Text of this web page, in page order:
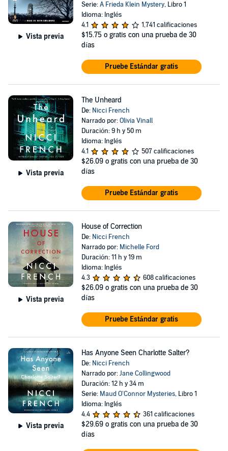
Vista previa
Serie:A Frieda Klein Mystery, Libro 1
Idioma: Inglés
4.1
1,741 calificaciones
$15.75 o gratis con una prueba de 30
días
Pruebe Estándar gratis
Vista previa
The Unheard
De: Nicci French
Narrado por:Olivia Vinall
Duración: 9 h y 50 m
Idioma: Inglés
4.1
507 calificaciones
$26.09 o gratis con una prueba de 30
días
Pruebe Estándar gratis
Vista previa
House of Correction
De: Nicci French
Narrado por: Michelle Ford
Duración: 11 h y 19 m
Idioma: Inglés
4.3
608 calificaciones
$26.09 o gratis con una prueba de 30
días
Pruebe Estándar gratis
Vista previa
Has Anyone Seen Charlotte Salter?
De: Nicci French
Narrado por:Jane Collingwood
Duración: 12 h y 34 m
Serie: Maud O’Connor Mysteries, Libro 1
Idioma: Inglés
4.4
361 calificaciones
$29.69 o gratis con una prueba de 30
días